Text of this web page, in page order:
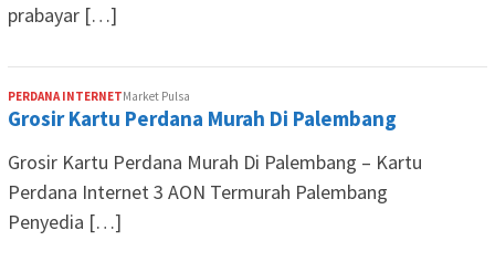
prabayar […]
PERDANA INTERNETMarket Pulsa
Grosir Kartu Perdana Murah Di Palembang
Grosir Kartu Perdana Murah Di Palembang – Kartu
Perdana Internet 3 AON Termurah Palembang
Penyedia […]